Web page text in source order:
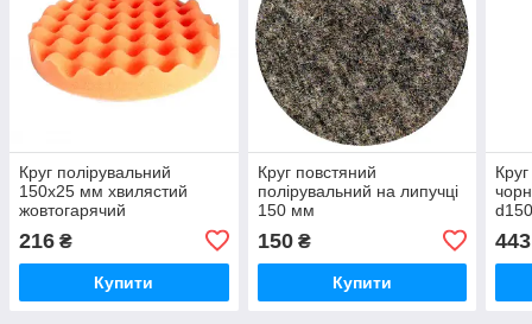
Круг полірувальний
150x25 мм хвилястий
жовтогарячий
напівжорсткий на липучці
216 ₴
Купити
Круг повстяний
полірувальний на липучці
150 мм
150₴
Купити
443